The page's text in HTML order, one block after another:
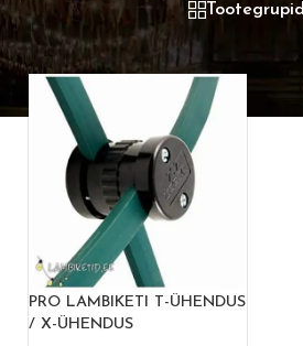
Tootegrupid
Esileht
Toote Kaubamärk
PRO LAMBIKETI T-ÜHENDUS
/ X-ÜHENDUS